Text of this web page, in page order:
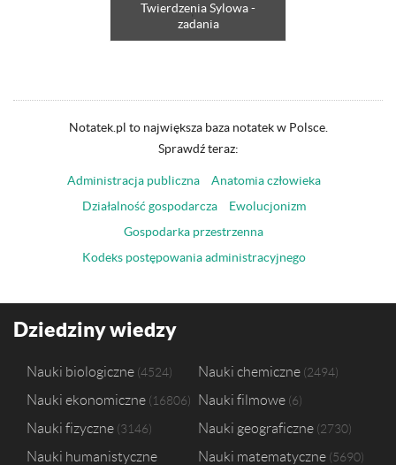
Twierdzenia Sylowa -
zadania
Notatek.pl to największa baza notatek w Polsce.
Sprawdź teraz:
Administracja publiczna
Anatomia człowieka
Działalność gospodarcza
Ewolucjonizm
Gospodarka przestrzenna
Kodeks postępowania administracyjnego
Dziedziny wiedzy
Nauki biologiczne 4524 Nauki chemiczne 2494
Nauki ekonomiczne 16806 Nauki filmowe 6
Nauki fizyczne 3146 Nauki geograficzne 2730
Nauki humanistyczne Nauki matematyczne 5690